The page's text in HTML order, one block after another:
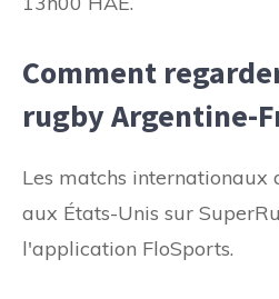
Comment
rugby Argentine-
Les matchs internationaux
aux États-Unis sur
l'application FloSports.